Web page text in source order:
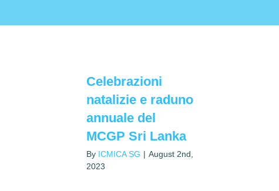
Celebrazioni
natalizie e raduno
annuale del
MCGP Sri Lanka
By ICMICA SG | August 2nd,
2023